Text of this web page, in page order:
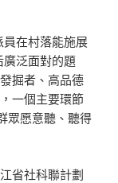
在村落能施展
廣泛面對的題
掘者、高品德
一個主要環節
眾愿意聽、聽得
省社科聯計劃